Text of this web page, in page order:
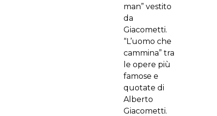
man” vestito
da
Giacometti.
“L’uomo che
cammina” tra
le opere più
famose e
quotate di
Alberto
Giacometti.